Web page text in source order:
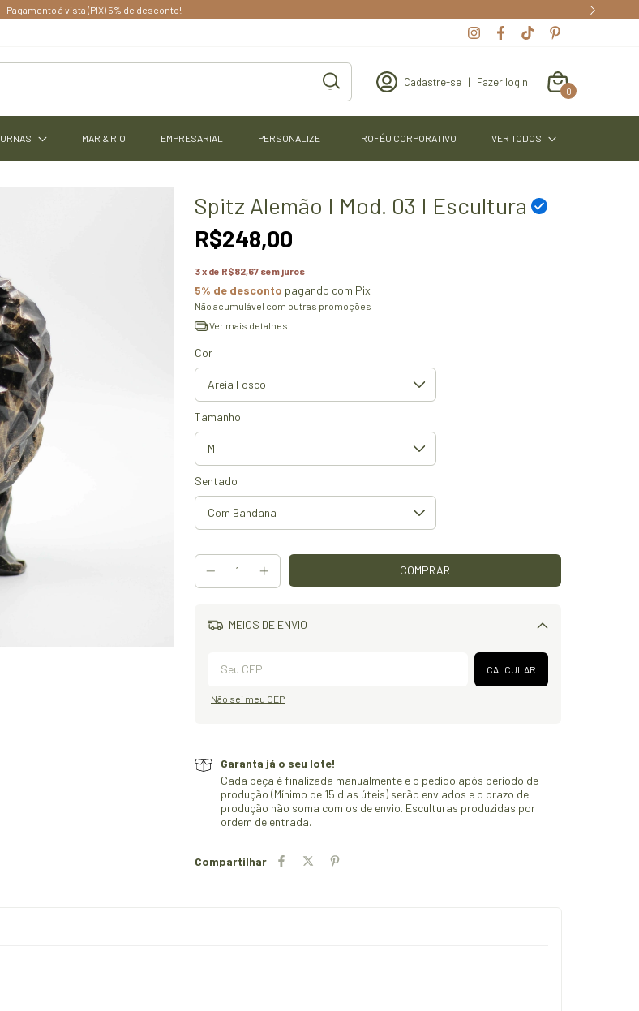
Dê vida ao seu evento com peças exclusivas!
Cadastre-se | Fazer login
0
URNAS MAR & RIO EMPRESARIAL PERSONALIZE TROFÉU CORPORATIVO VER TODOS
Spitz Alemão I Mod. 03 I Escultura
R$248,00
3x de R$82,67 sem juros
5% de desconto pagando com Pix
Não acumulável com outras promoções
Ver mais detalhes
Cor
Tamanho
Sentado
MEIOS DE ENVIO
Alterar CEP
CALCULAR
Não sei meu CEP
Garanta já o seu lote!
Cada peça é finalizada manualmente e o pedido após período de
produção (Mínimo de 15 dias úteis) serão enviados e o prazo de
produção não soma com os de envio. Esculturas produzidas por
ordem de entrada.
Compartilhar